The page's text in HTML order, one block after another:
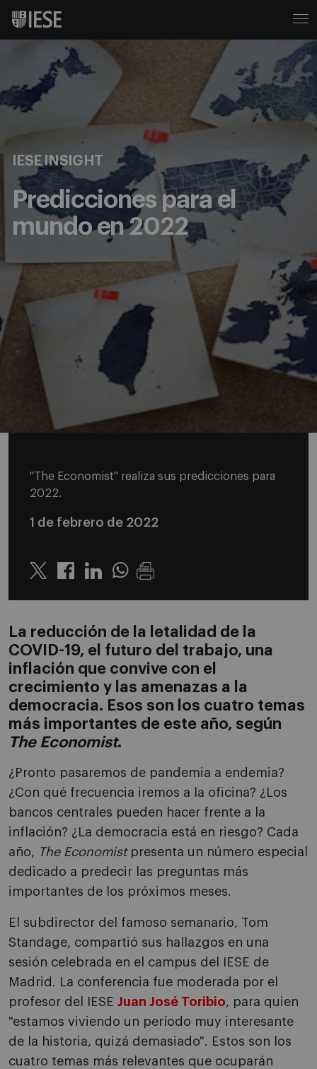
IESE INSIGHT
Predicciones para el
mundo en 2022
"The Economist" realiza sus predicciones para
2022.
1 de febrero de 2022
Twitter LinkedinWhatsapp
La reducción de la letalidad de la
COVID-19, el futuro del trabajo, una
inflación que convive con el
crecimiento y las amenazas a la
democracia. Esos son los cuatro temas
más importantes de este año, según
The Economist.
¿Pronto pasaremos de pandemia a endemia?
¿Con qué frecuencia iremos a la oficina? ¿Los
bancos centrales pueden hacer frente a la
inflación? ¿La democracia está en riesgo? Cada
año, The Economistpresenta un número especial
dedicado a predecir las preguntas más
importantes de los próximos meses.
El subdirector del famoso semanario, Tom
Standage, compartió sus hallazgos en una
sesión celebrada en el campus del IESE de
Madrid. La conferencia fue moderada por el
profesor del IESE Juan José Toribio, para quien
"estamos viviendo un período muy interesante
de la historia, quizá demasiado". Estos son los
cuatro temas más relevantes que ocuparán